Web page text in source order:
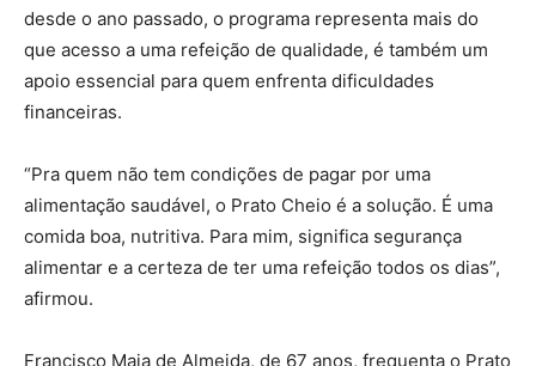
desde o ano passado, o programa representa mais do
que acesso a uma refeição de qualidade, é também um
apoio essencial para quem enfrenta dificuldades
financeiras.
“Pra quem não tem condições de pagar por uma
alimentação saudável, o Prato Cheio é a solução. É uma
comida boa, nutritiva. Para mim, significa segurança
alimentar e a certeza de ter uma refeição todos os dias”,
afirmou.
Francisco Maia de Almeida, de 67 anos, frequenta o Prato